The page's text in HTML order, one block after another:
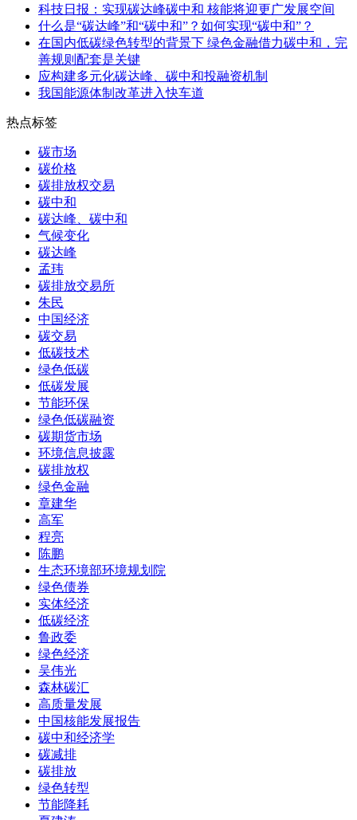
科技日报：实现碳达峰碳中和 核能将迎更广发展空间
什么是“碳达峰”和“碳中和”？如何实现“碳中和”？
在国内低碳绿色转型的背景下 绿色金融借力碳中和，完
善规则配套是关键
应构建多元化碳达峰、碳中和投融资机制
我国能源体制改革进入快车道
热点标签
碳市场
碳价格
碳排放权交易
碳中和
碳达峰、碳中和
气候变化
碳达峰
孟玮
碳排放交易所
朱民
中国经济
碳交易
低碳技术
绿色低碳
低碳发展
节能环保
绿色低碳融资
碳期货市场
环境信息披露
碳排放权
绿色金融
章建华
高军
程亮
陈鹏
生态环境部环境规划院
绿色债券
实体经济
低碳经济
鲁政委
绿色经济
吴伟光
森林碳汇
高质量发展
中国核能发展报告
碳中和经济学
碳减排
碳排放
绿色转型
节能降耗